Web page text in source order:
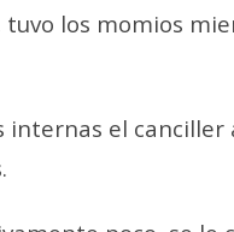
los momios
internas el